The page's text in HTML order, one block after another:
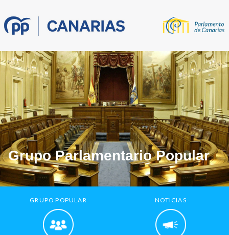
Grupo Parlamentario Popular
GRUPO POPULAR NOTICIAS